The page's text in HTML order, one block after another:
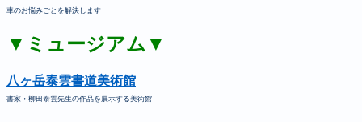
車のお悩みごとを解決します
▼ミュージアム▼
八ヶ岳泰雲書道美術館
書家・柳田泰雲先生の作品を展示する美術館